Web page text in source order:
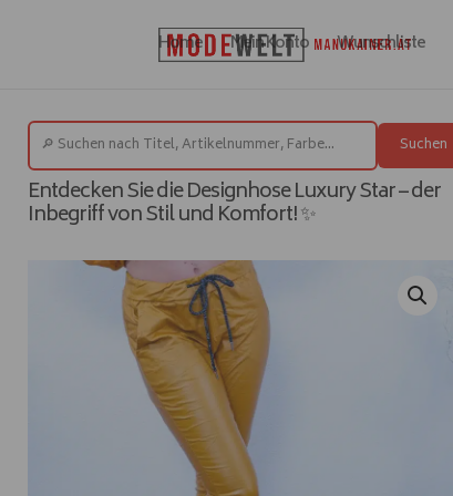
Home Mein Konto Wunschliste
Suchen
Entdecken Sie die Designhose Luxury Star – der
Inbegriff von Stil und Komfort! ✨